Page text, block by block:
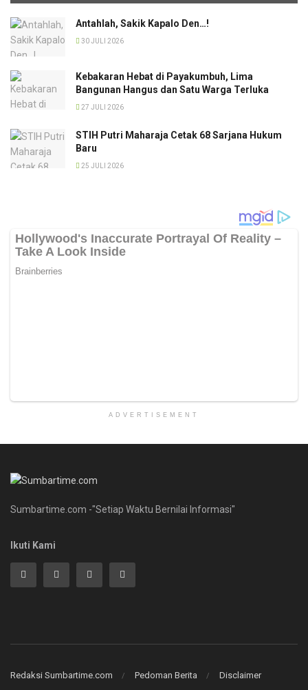
Antahlah, Sakik Kapalo Den…!
30 JULI 2026
Kebakaran Hebat di Payakumbuh, Lima
Bangunan Hangus dan Satu Warga Terluka
27 JULI 2026
STIH Putri Maharaja Cetak 68 Sarjana Hukum
Baru
25 JULI 2026
ADVERTISEMENT
Sumbartime.com -"Setiap Waktu Bernilai Informasi"
Ikuti Kami
Redaksi Sumbartime.com Pedoman Berita Disclaimer